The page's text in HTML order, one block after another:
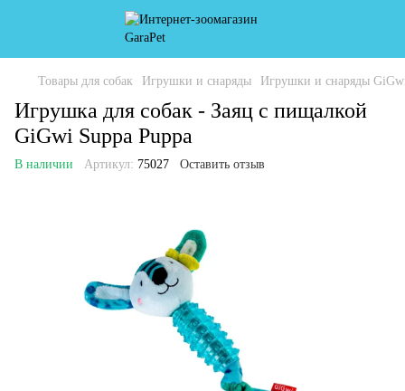
Товары для собак Игрушки и снаряды Игрушки и снаряды
Игрушка для собак - Заяц с пищалкой
GiGwi Suppa Puppa
В наличии Артикул: 75027 Оставить отзыв